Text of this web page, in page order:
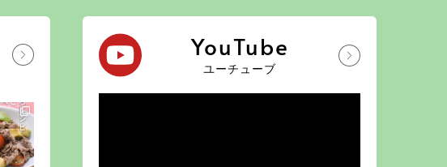
YouTube
ユーチューブ